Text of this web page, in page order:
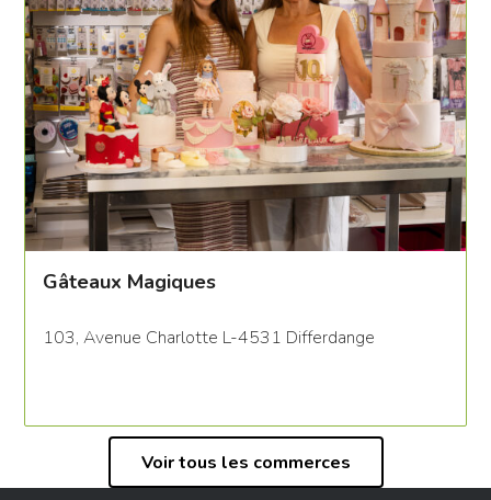
Gâteaux Magiques
103, Avenue Charlotte L-4531 Differdange
Voir tous les commerces